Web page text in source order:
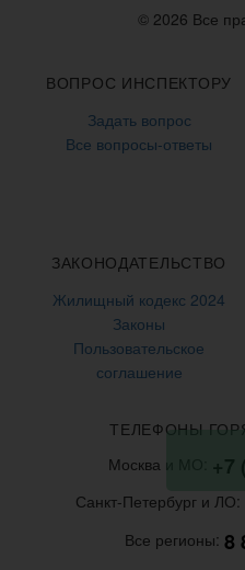
© 2026 Все
ВОПРОС ИНСПЕКТОРУ
Задать вопрос
Все вопросы-ответы
ЗАКОНОДАТЕЛЬСТВО
Жилищный кодекс 2024
Законы
Пользовательское
соглашение
ТЕЛЕФОНЫ
Москва и МО: +7
Санкт-Петербург и ЛО:
Все регионы: 8